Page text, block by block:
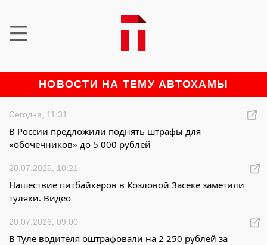
НОВОСТИ НА ТЕМУ АВТОХАМЫ
Сегодня, 11:31
В России предложили поднять штрафы для
«обочечников» до 5 000 рублей
20.07.2026, 10:21
Нашествие питбайкеров в Козловой Засеке заметили
туляки. Видео
20.07.2026, 09:00
В Туле водителя оштрафовали на 2 250 рублей за